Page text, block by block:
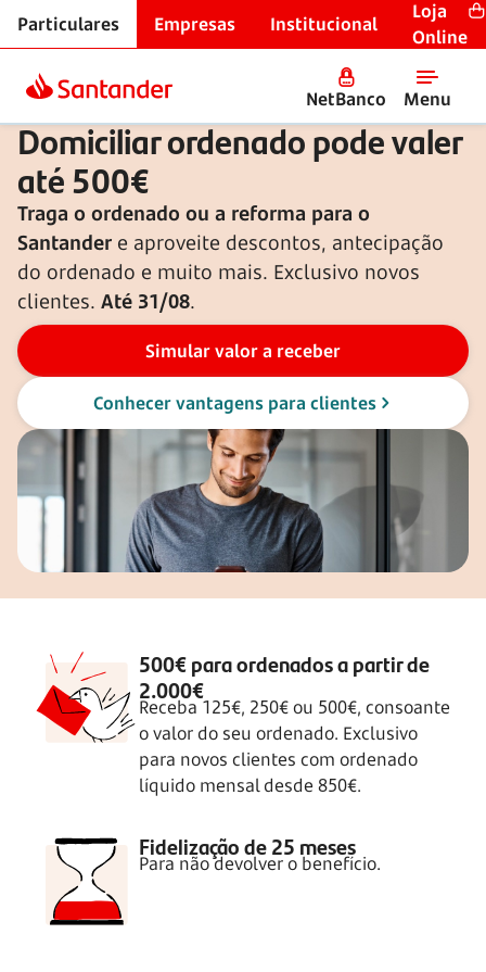
Particulares Empresas Institucional
Loja
Online
NetBanco Menu
Contas à ordem
Domiciliar ordenado pode valer
até 500€
Traga o ordenado ou a reforma para o
Santander e aproveite descontos, antecipação
do ordenado e muito mais. Exclusivo novos
clientes. Até 31/08.
500€ para ordenados a partir de
2.000€
Receba 125€, 250€ ou 500€, consoante
o valor do seu ordenado. Exclusivo
para novos clientes com ordenado
líquido mensal desde 850€.
Fidelização de 25 meses
Para não devolver o benefício.